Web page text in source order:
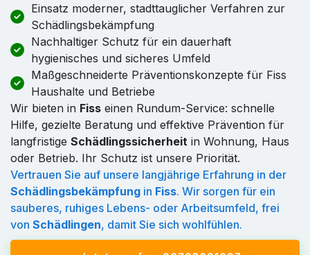
Einsatz moderner, stadttauglicher Verfahren zur
Schädlingsbekämpfung
Nachhaltiger Schutz für ein dauerhaft
hygienisches und sicheres Umfeld
Maßgeschneiderte Präventionskonzepte für Fiss
Haushalte und Betriebe
Wir bieten in Fiss einen Rundum-Service: schnelle
Hilfe, gezielte Beratung und effektive Prävention für
langfristige Schädlingssicherheit in Wohnung, Haus
oder Betrieb. Ihr Schutz ist unsere Priorität.
Vertrauen Sie auf unsere langjährige Erfahrung in der
Schädlingsbekämpfung in Fiss. Wir sorgen für ein
sauberes, ruhiges Lebens- oder Arbeitsumfeld, frei
von Schädlingen, damit Sie sich wohlfühlen.